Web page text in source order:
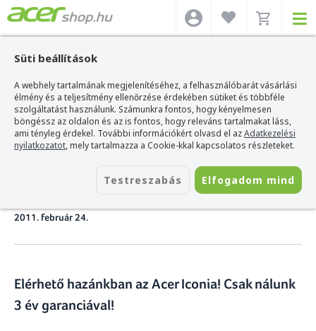
Süti beállítások
A webhely tartalmának megjelenítéséhez, a felhasználóbarát vásárlási
élmény és a teljesítmény ellenőrzése érdekében sütiket és többféle
szolgáltatást használunk. Számunkra fontos, hogy kényelmesen
böngéssz az oldalon és az is fontos, hogy releváns tartalmakat láss,
ami tényleg érdekel. További információkért olvasd el azAdatkezelési
nyilatkozatot, mely tartalmazza a Cookie-kkal kapcsolatos részleteket.
Testreszabás Elfogadom mind
Acer webshop>Hírek>Megérkezett az Acer Iconia dupla érintőképernyős
notebook
Megérkezett az Acer Iconia
dupla érintőképernyős
notebook
2011. február 24.
Elérhető hazánkban az Acer Iconia! Csak nálunk
3 év garanciával!